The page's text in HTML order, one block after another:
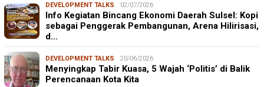
DEVELOPMENT TALKS 02/07/2026
Info Kegiatan Bincang Ekonomi Daerah Sulsel: Kopi
sebagai Penggerak Pembangunan, Arena Hilirisasi,
d…
DEVELOPMENT TALKS 20/06/2026
Menyingkap Tabir Kuasa, 5 Wajah ‘Politis’ di Balik
Perencanaan Kota Kita